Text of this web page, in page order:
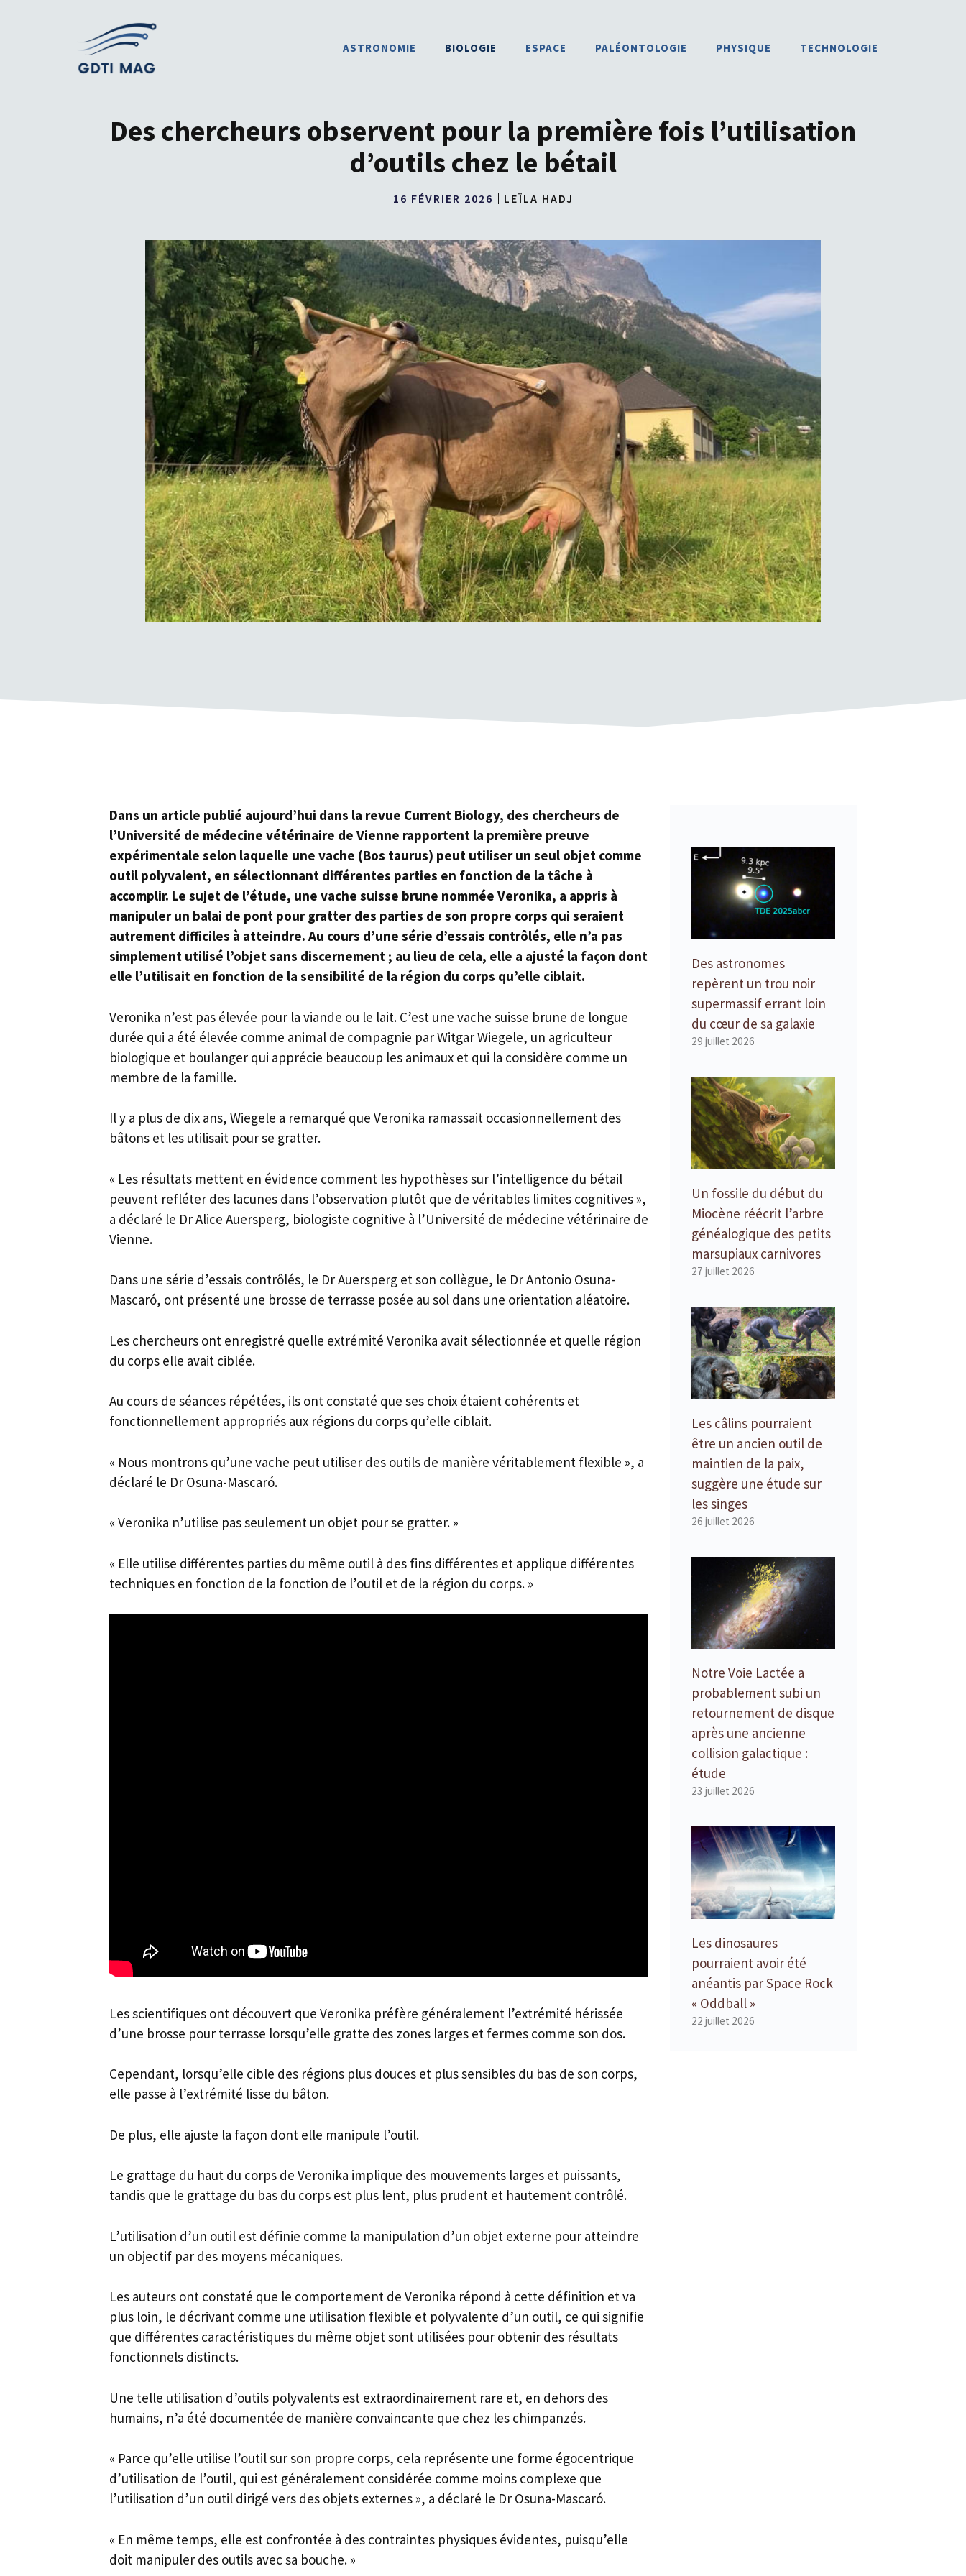
ASTRONOMIE BIOLOGIE ESPACE PALÉONTOLOGIE PHYSIQUE TECHNOLOGIE
Des chercheurs observent pour la première fois l’utilisation
d’outils chez le bétail
16 FÉVRIER 2026 LEÏLA HADJ
Dans un article publié aujourd’hui dans la revue Current Biology, des chercheurs de
l’Université de médecine vétérinaire de Vienne rapportent la première preuve
expérimentale selon laquelle une vache (Bos taurus) peut utiliser un seul objet comme
outil polyvalent, en sélectionnant différentes parties en fonction de la tâche à
accomplir. Le sujet de l’étude, une vache suisse brune nommée Veronika, a appris à
manipuler un balai de pont pour gratter des parties de son propre corps qui seraient
autrement difficiles à atteindre. Au cours d’une série d’essais contrôlés, elle n’a pas
simplement utilisé l’objet sans discernement ; au lieu de cela, elle a ajusté la façon dont
elle l’utilisait en fonction de la sensibilité de la région du corps qu’elle ciblait.
Veronika n’est pas élevée pour la viande ou le lait. C’est une vache suisse brune de longue
durée qui a été élevée comme animal de compagnie par Witgar Wiegele, un agriculteur
biologique et boulanger qui apprécie beaucoup les animaux et qui la considère comme un
membre de la famille.
Il y a plus de dix ans, Wiegele a remarqué que Veronika ramassait occasionnellement des
bâtons et les utilisait pour se gratter.
« Les résultats mettent en évidence comment les hypothèses sur l’intelligence du bétail
peuvent refléter des lacunes dans l’observation plutôt que de véritables limites cognitives »,
a déclaré le Dr Alice Auersperg, biologiste cognitive à l’Université de médecine vétérinaire de
Vienne.
Dans une série d’essais contrôlés, le Dr Auersperg et son collègue, le Dr Antonio Osuna-
Mascaró, ont présenté une brosse de terrasse posée au sol dans une orientation aléatoire.
Les chercheurs ont enregistré quelle extrémité Veronika avait sélectionnée et quelle région
du corps elle avait ciblée.
Au cours de séances répétées, ils ont constaté que ses choix étaient cohérents et
fonctionnellement appropriés aux régions du corps qu’elle ciblait.
« Nous montrons qu’une vache peut utiliser des outils de manière véritablement flexible », a
déclaré le Dr Osuna-Mascaró.
« Veronika n’utilise pas seulement un objet pour se gratter. »
« Elle utilise différentes parties du même outil à des fins différentes et applique différentes
techniques en fonction de la fonction de l’outil et de la région du corps. »
Les scientifiques ont découvert que Veronika préfère généralement l’extrémité hérissée
d’une brosse pour terrasse lorsqu’elle gratte des zones larges et fermes comme son dos.
Cependant, lorsqu’elle cible des régions plus douces et plus sensibles du bas de son corps,
elle passe à l’extrémité lisse du bâton.
De plus, elle ajuste la façon dont elle manipule l’outil.
Le grattage du haut du corps de Veronika implique des mouvements larges et puissants,
tandis que le grattage du bas du corps est plus lent, plus prudent et hautement contrôlé.
L’utilisation d’un outil est définie comme la manipulation d’un objet externe pour atteindre
un objectif par des moyens mécaniques.
Les auteurs ont constaté que le comportement de Veronika répond à cette définition et va
plus loin, le décrivant comme une utilisation flexible et polyvalente d’un outil, ce qui signifie
que différentes caractéristiques du même objet sont utilisées pour obtenir des résultats
fonctionnels distincts.
Une telle utilisation d’outils polyvalents est extraordinairement rare et, en dehors des
humains, n’a été documentée de manière convaincante que chez les chimpanzés.
« Parce qu’elle utilise l’outil sur son propre corps, cela représente une forme égocentrique
d’utilisation de l’outil, qui est généralement considérée comme moins complexe que
l’utilisation d’un outil dirigé vers des objets externes », a déclaré le Dr Osuna-Mascaró.
« En même temps, elle est confrontée à des contraintes physiques évidentes, puisqu’elle
doit manipuler des outils avec sa bouche. »
Des astronomes
repèrent un trou noir
supermassif errant loin
du cœur de sa galaxie
29 juillet 2026
Un fossile du début du
Miocène réécrit l’arbre
généalogique des petits
marsupiaux carnivores
27 juillet 2026
Les câlins pourraient
être un ancien outil de
maintien de la paix,
suggère une étude sur
les singes
26 juillet 2026
Notre Voie Lactée a
probablement subi un
retournement de disque
après une ancienne
collision galactique :
étude
23 juillet 2026
Les dinosaures
pourraient avoir été
anéantis par Space Rock
« Oddball »
22 juillet 2026